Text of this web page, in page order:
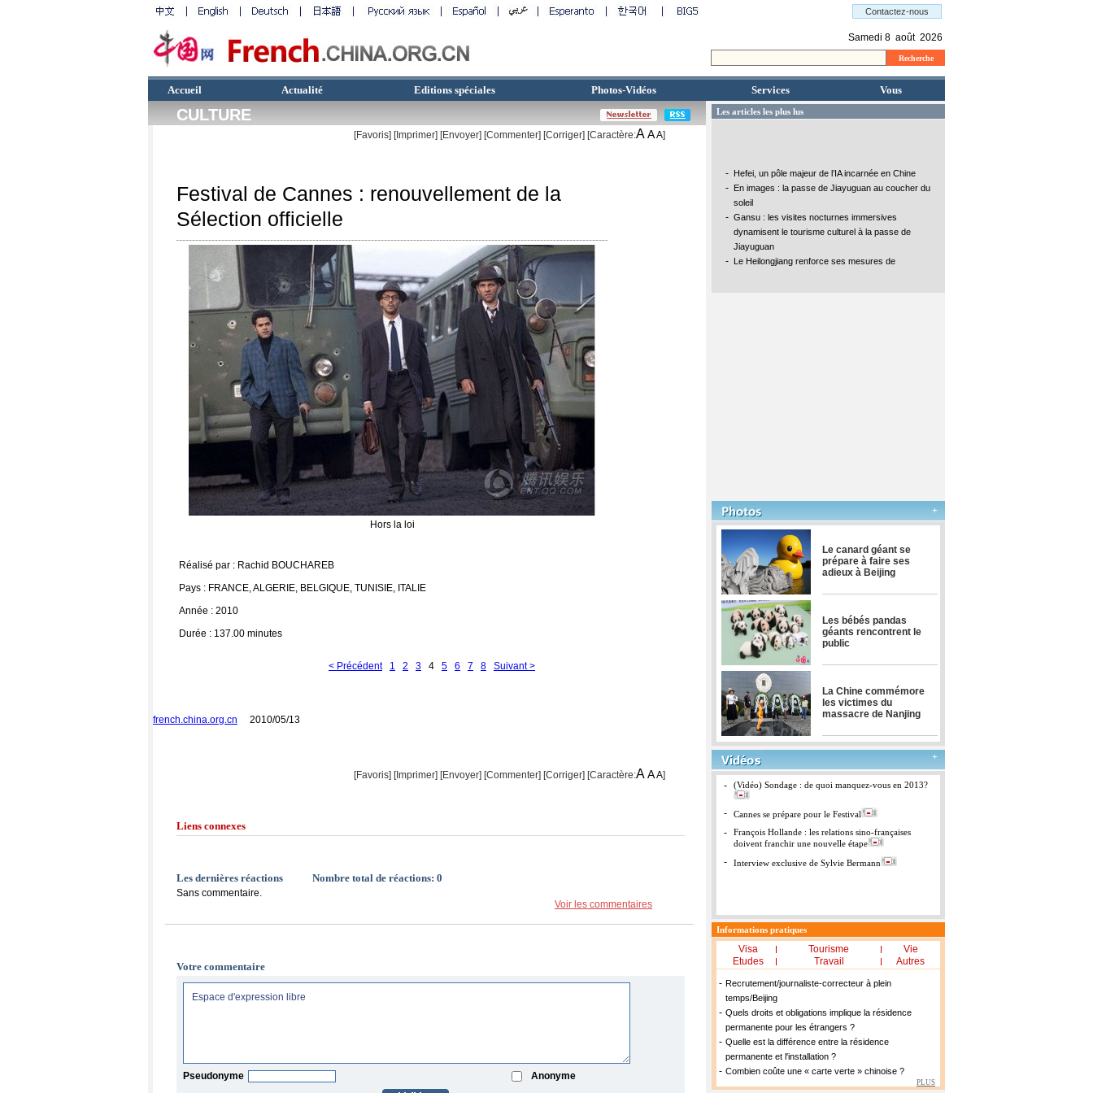
Accueil Actualité Editions spéciales Photos-Vidéos Services Vous
CULTURE
[Favoris] [Imprimer] [Envoyer] [Commenter] [Corriger] [Caractère:AAA]
Festival de Cannes : renouvellement de la
Sélection officielle
Hors la loi
Réalisé par : Rachid BOUCHAREB
Pays : FRANCE, ALGERIE, BELGIQUE, TUNISIE, ITALIE
Année : 2010
Durée : 137.00 minutes
< Précédent 1 2 3 4 5 6 7 8 Suivant >
french.china.org.cn 2010/05/13
[Favoris] [Imprimer] [Envoyer] [Commenter] [Corriger] [Caractère:AAA]
Liens connexes
Les dernières réactions Nombre total de réactions: 0
Sans commentaire.
Voir les commentaires
Votre commentaire
Pseudonyme Anonyme